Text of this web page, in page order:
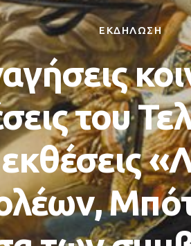
ΕΚΔΗΛΩΣΗ
του
εκθέσεις